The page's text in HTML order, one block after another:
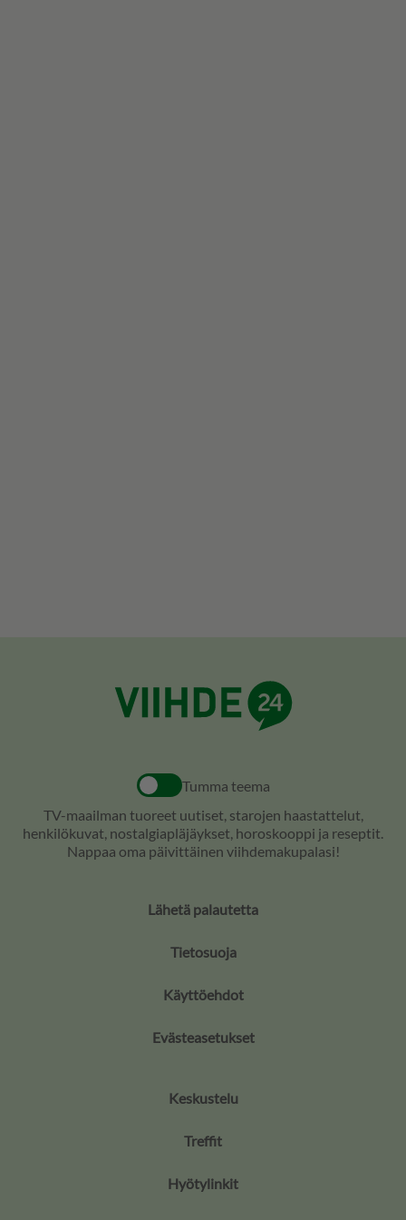
Tumma teema
TV-maailman tuoreet uutiset, starojen haastattelut,
henkilökuvat, nostalgiapläjäykset, horoskooppi ja reseptit.
Nappaa oma päivittäinen viihdemakupalasi!
Lähetä palautetta
Tietosuoja
Käyttöehdot
Evästeasetukset
Keskustelu
Treffit
Hyötylinkit